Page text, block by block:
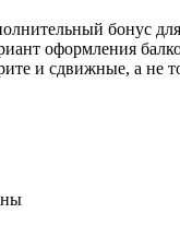
бонус для
оформления
и сдвижные, а не